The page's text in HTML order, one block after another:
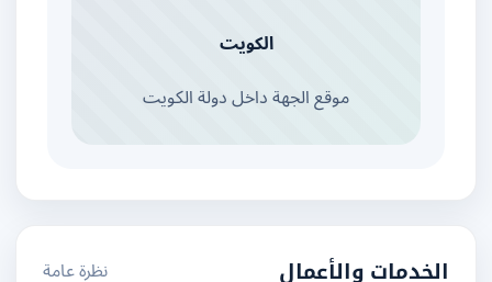
الكويت
موقع الجهة داخل دولة الكويت
الخدمات والأعمال نظرة عامة